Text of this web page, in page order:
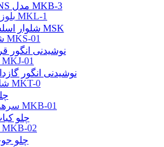
بلوز زنانه مجلسی مدل لمه کد MKL-1
شال زنانه طرح برگ مدل MKS-01
تیشرت طرح jack مدل MKJ-01
شلوار مردانه لی کتان مدل MKT-0
سرهمی جین دخترانه مدل تدی کد MKB-01
سرهمی جین پسرانه کد MKB-02
شلوار جین مردانه MACJNS مدل MKB-3
شلوار اسلش مردانه دم پا کشی مدل MSK
نوشیدنی انگور
نوشیدنی انگور
چلو
چلو